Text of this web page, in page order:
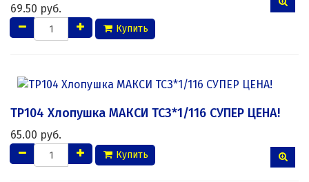
69.50 руб.
Купить
ТР104 Хлопушка МАКСИ ТСЗ*1/116 СУПЕР ЦЕНА!
65.00 руб.
Купить